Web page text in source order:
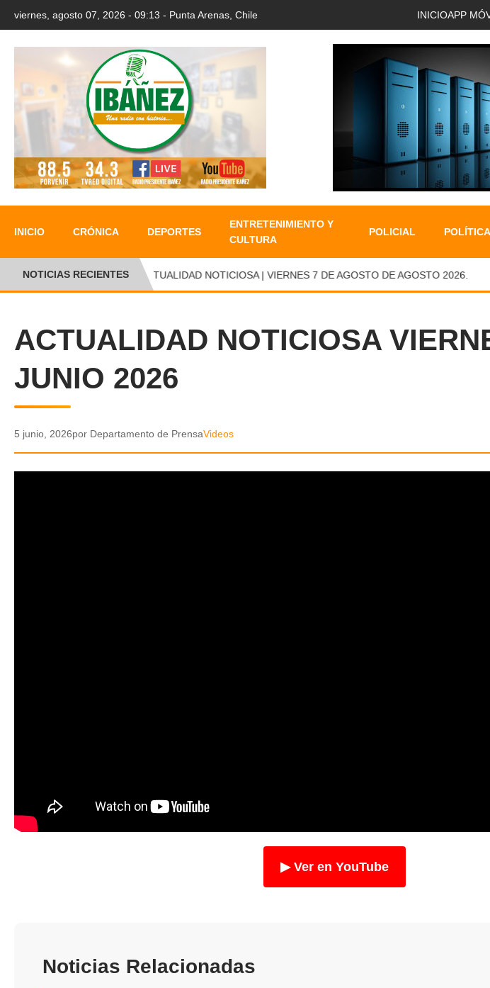
viernes, agosto 07, 2026 - 09:13 - Punta Arenas, Chile INICIOAPP
INICIO CRÓNICA DEPORTES
ENTRETENIMIENTO Y
CULTURA
POLICIAL POLÍTICA
NOTICIAS RECIENTESACTUALIDAD NOTICIOSA | VIERNES 7 DE AGOSTO DE AGOSTO 2026.
ACTUALIDAD NOTICIOSA
JUNIO 2026
5 junio, 2026por Departamento de PrensaVideos
▶ Ver en YouTube
Noticias Relacionadas